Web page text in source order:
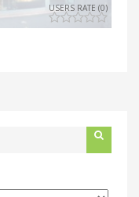
USERS RATE (0)